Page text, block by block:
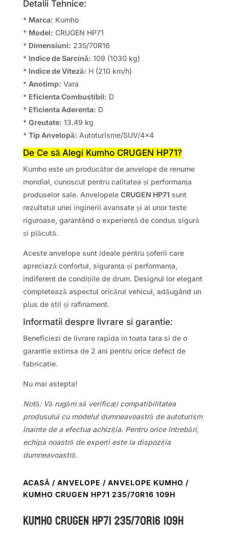
Detalii Tehnice:
* Marca: Kumho
* Model: CRUGEN HP71
* Dimensiuni: 235/70R16
* Indice de Sarcină: 109 (1030 kg)
* Indice de Viteză: H (210 km/h)
* Anotimp: Vara
* Eficienta Combustibil: D
* Eficienta Aderenta: D
* Greutate: 13.49 kg
* Tip Anvelopă: Autoturisme/SUV/4×4
De Ce să Alegi Kumho CRUGEN HP71?
Kumho este un producător de anvelope de renume
mondial, cunoscut pentru calitatea și performanța
produselor sale. Anvelopele CRUGEN HP71 sunt
rezultatul unei inginerii avansate și al unor teste
riguroase, garantând o experiență de condus sigură
și plăcută.
Aceste anvelope sunt ideale pentru șoferii care
apreciază confortul, siguranța și performanța,
indiferent de condițiile de drum. Designul lor elegant
completează aspectul oricărui vehicul, adăugând un
plus de stil și rafinament.
Informatii despre livrare si garantie:
Beneficiezi de livrare rapida in toata tara si de o
garantie extinsa de 2 ani pentru orice defect de
fabricatie.
Nu mai astepta!
Notă: Vă rugăm să verificați compatibilitatea
produsului cu modelul dumneavoastră de autoturism
înainte de a efectua achiziția. Pentru orice întrebări,
echipa noastră de experți este la dispoziția
dumneavoastră.
ACASĂ / ANVELOPE / ANVELOPE KUMHO /
KUMHO CRUGEN HP71 235/70R16 109H
Kumho CRUGEN HP71 235/70R16 109H